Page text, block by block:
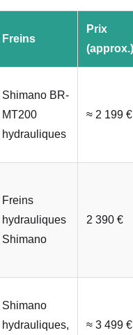
Freins
Prix
(approx.)
Shimano BR-
MT200
hydrauliques
≈ 2 199 €
Freins
hydrauliques
Shimano
2 390 €
Shimano
hydrauliques,
≈ 3 499 €